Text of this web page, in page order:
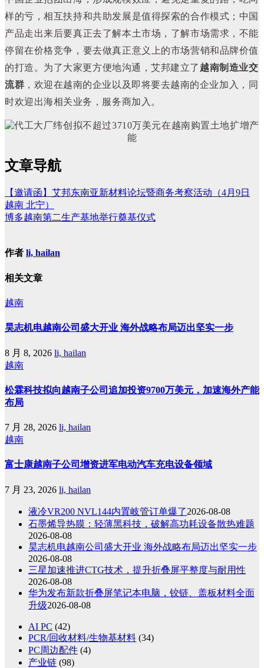
样的亏，相互扶持和共助发展是值得探索的合作模式；中国
产品走出来后要真正去了解本土市场，了解市场需求，不能
停留在价格竞争，要去做真正意义上的市场营销和品牌价值
的打造。 为了大家更方便地沟通，艾邦建立了越南制造业交
流群 ，欢迎在越南的企业以及即将要去越南的企业加入，同
时欢迎出海相关业务，服务商加入。
文章导航
【邀请函】艾邦东南亚新材料论坛暨商务考察活动（4月9日
越南 北宁）
博多越南第二生产基地举行奠基仪式
作者 li, hailan
相关文章
越南
昊志机电越南公司盛大开业 海外战略布局迈出坚实一步
8 月 8, 2026 li, hailan
越南
松霖科技拟向越南子公司追加投资9700万美元，加速海外产能
布局
7 月 28, 2026 li, hailan
越南
富士康越南子公司增资进军电动汽车充电设备领域
7 月 23, 2026 li, hailan
液冷VR200 NVL144内置岐管订单爆了2026-08-08
石墨烯导热膜：轻薄黑科技，破解高功耗设备散热难题
2026-08-08
昊志机电越南公司盛大开业 海外战略布局迈出坚实一步
2026-08-08
三星加速推进CTG技术，提升折叠屏平整度与耐用性
2026-08-08
华为发布新款折叠屏笔记本电脑，铰链、盖板材料全面
升级2026-08-08
AI PC (42)
PCR/回收材料/生物基材料 (34)
PC周边配件 (4)
产业链 (98)